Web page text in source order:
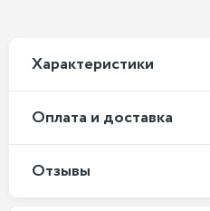
Xарактеристики
Оплата и доставка
Отзывы